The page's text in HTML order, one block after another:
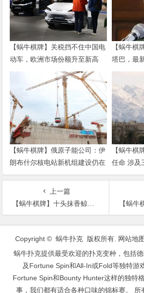
【蜗牛棋牌】关税挡不住中国电
动车，欧洲市场份额升至新高
【蜗牛棋
塔巴，最
【蜗牛棋牌】俄原子能公司：伊
朗布什尔核电站新机组建设仍在
继续
【蜗牛棋
任命 涉及
上一篇
【蜗牛棋牌】十头抹香鲸被冲上英国东约克郡海滩 不幸全部死亡
【蜗牛棋牌】
文
Copyright © 蜗牛扑克 版权所有. 网站地图
蜗牛扑克提供最受欢迎的扑克变种，包括
及Fortune Spin和All-In或Fold等独特游
Fortune Spin和Bounty Hunter这样的独特
事，我们都有适合各种口味的锦标赛。 所